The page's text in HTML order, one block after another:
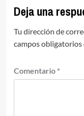
Deja una
Tu dirección de
campos obligatorios
Comentario *